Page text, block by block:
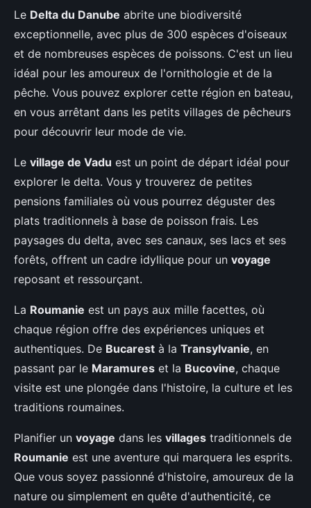
Le Delta du Danube abrite une biodiversité
exceptionnelle, avec plus de 300 espèces d'oiseaux
et de nombreuses espèces de poissons. C'est un lieu
idéal pour les amoureux de l'ornithologie et de la
pêche. Vous pouvez explorer cette région en bateau,
en vous arrêtant dans les petits villages de pêcheurs
pour découvrir leur mode de vie.
Le village de Vadu est un point de départ idéal pour
explorer le delta. Vous y trouverez de petites
pensions familiales où vous pourrez déguster des
plats traditionnels à base de poisson frais. Les
paysages du delta, avec ses canaux, ses lacs et ses
forêts, offrent un cadre idyllique pour un voyage
reposant et ressourçant.
La Roumanie est un pays aux mille facettes, où
chaque région offre des expériences uniques et
authentiques. De Bucarest à la Transylvanie, en
passant par le Maramures et la Bucovine, chaque
visite est une plongée dans l'histoire, la culture et les
traditions roumaines.
Planifier un voyage dans les villages traditionnels de
Roumanie est une aventure qui marquera les esprits.
Que vous soyez passionné d'histoire, amoureux de la
nature ou simplement en quête d'authenticité, ce